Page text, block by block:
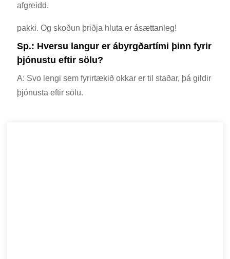
afgreidd.
pakki. Og skoðun þriðja hluta er ásættanleg!
Sp.: Hversu langur er ábyrgðartími þinn fyrir
þjónustu eftir sölu?
A: Svo lengi sem fyrirtækið okkar er til staðar, þá gildir
þjónusta eftir sölu.